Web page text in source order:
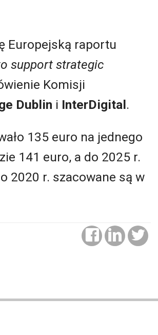
Europejską raportu
support strategic
Komisji
Dublin i InterDigital.
135 euro na jednego
141 euro, a do 2025 r.
2020 r. szacowane są w